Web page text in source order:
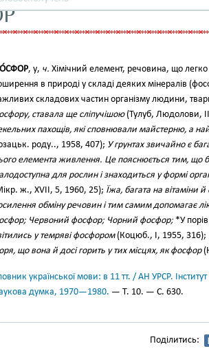
, у, ч. Хімічний елемент, речовина, що легко
в природі у складі деяких мінералів
складових частин організму людини,
ставала ще сліпучішою(Тулуб, Людолови,
пахощів, які сповнювали майстерню, а
роду.., 1958, 407); У грунтах звичайно є
елемента живлення. Це пояснюється тим, що
для рослин і знаходиться у формі
ж., XVII, 5, 1960, 25); Їжа, багата на вітаміни
обміну речовин і тим самим допомагає
Червоний фосфор; Чорний фосфор; *У
у темряві фосфором(Коцюб., І, 1955,
що вона й досі горить у тих місцях, як фосфор
української мови: в 11 тт. / АН УРСР.
думка, 1970—1980. — Т. 10. — С. 630.
Поділитись: